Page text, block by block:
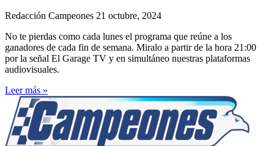
Redacción Campeones 21 octubre, 2024
No te pierdas como cada lunes el programa que reúne a los
ganadores de cada fin de semana. Miralo a partir de la hora 21:00
por la señal El Garage TV y en simultáneo nuestras plataformas
audiovisuales.
Leer más »